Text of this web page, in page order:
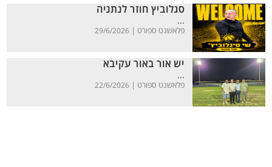
סגלוביץ חוזר לנתניה
...
פלאשנט ספורט | 29/6/2026
יש אור באור עקיבא
...
פלאשנט ספורט | 22/6/2026